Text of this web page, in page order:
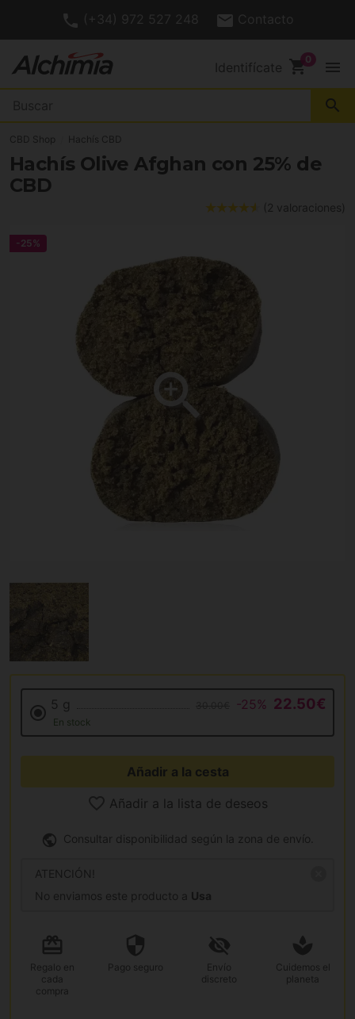
(+34) 972 527 248 Contacto
Identifícate shopping_cart menu
search
CBD Shop Hachís CBD
Hachís Olive Afghan con 25% de
CBD
(2 valoraciones)
-25%
5 g -25% 22.50€
En stock
Añadir a la cesta
Añadir a la lista de deseos
Consultar disponibilidad según la zona de envío.
ATENCIÓN!
No enviamos este producto a Usa
Regalo en
cada
compra
Pago seguro
Envío
discreto
Cuidemos el
planeta